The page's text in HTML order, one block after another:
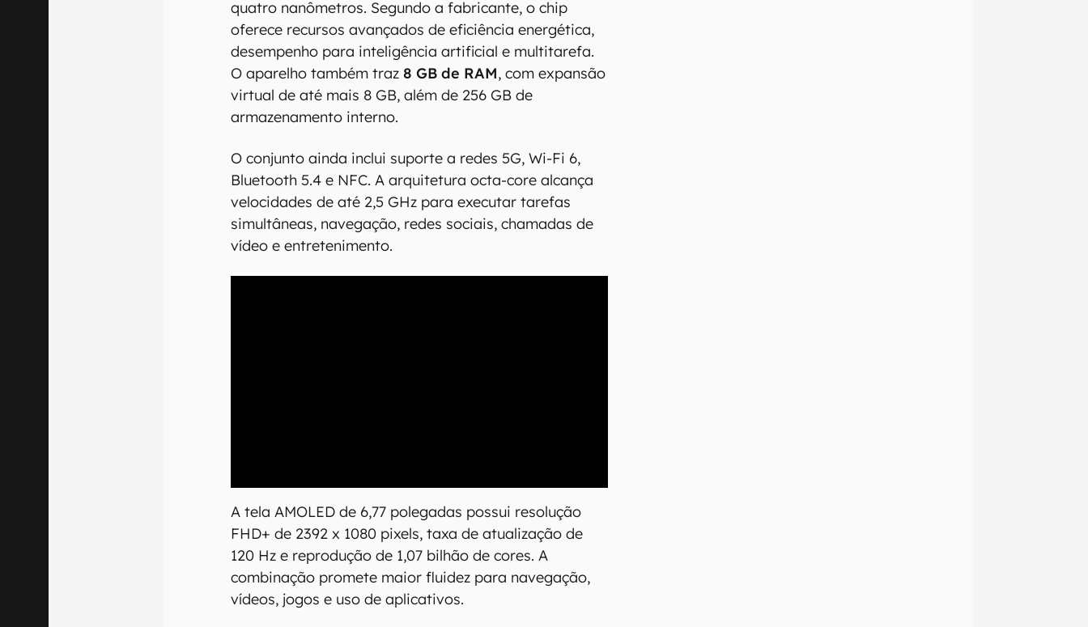
quatro nanômetros. Segundo a fabricante, o chip
oferece recursos avançados de eficiência energética,
desempenho para inteligência artificial e multitarefa.
O aparelho também traz 8 GB de RAM, com expansão
virtual de até mais 8 GB, além de 256 GB de
armazenamento interno.
O conjunto ainda inclui suporte a redes 5G, Wi-Fi 6,
Bluetooth 5.4 e NFC. A arquitetura octa-core alcança
velocidades de até 2,5 GHz para executar tarefas
simultâneas, navegação, redes sociais, chamadas de
vídeo e entretenimento.
A tela AMOLED de 6,77 polegadas possui resolução
FHD+ de 2392 x 1080 pixels, taxa de atualização de
120 Hz e reprodução de 1,07 bilhão de cores. A
combinação promete maior fluidez para navegação,
vídeos, jogos e uso de aplicativos.